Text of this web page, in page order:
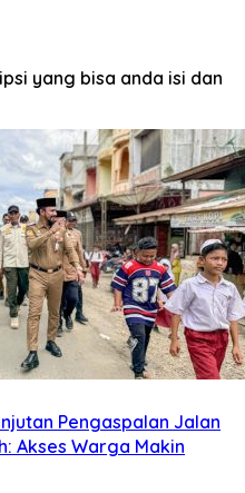
yang bisa anda isi dan
Pengaspalan Jalan
Akses Warga Makin